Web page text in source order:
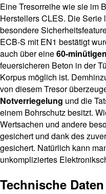
Eine Tresorreihe wie sie im
Herstellers CLES. Die Serie
besondere
ECB-S mit EN1 bestätigt
auch über eine60-minütigen
feuersicheren Beton in der
Korpus möglich ist.
von diesem Tresor
Notverriegelung und die
einem Bohrschutz besitzt.
Wertsachen und andere
gesichert und dank des
gesichert. Natürlich kann
unkompliziertes
Technische